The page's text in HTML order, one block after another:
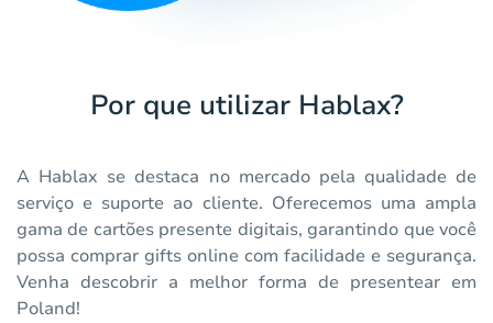
Por que utilizar Hablax?
A Hablax se destaca no mercado pela qualidade de
serviço e suporte ao cliente. Oferecemos uma ampla
gama de cartões presente digitais, garantindo que você
possa comprar gifts online com facilidade e segurança.
Venha descobrir a melhor forma de presentear em
Poland!